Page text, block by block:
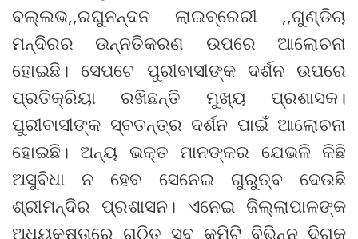
ବଲ୍ଲଭ,,ରଘୁନନ୍ଦନ ଲାଇବ୍ରେରୀ ,,ଗୁଣ୍ଡିଚା
ମନ୍ଦିରର ଉନ୍ନତିକରଣ ଉପରେ ଆଲୋଚନା
ହୋଇଛି। ସେପଟେ ପୁରୀବାସୀଙ୍କ ଦର୍ଶନ ଉପରେ
ପ୍ରତିକ୍ରିୟା ରଖିଛନ୍ତି ମୁଖ୍ୟ ପ୍ରଶାସକ।
ପୁରୀବାସୀଙ୍କ ସ୍ବତନ୍ତ୍ର ଦର୍ଶନ ପାଇଁ ଆଲୋଚନା
ହୋଇଛି। ଅନ୍ୟ ଭକ୍ତ ମାନଙ୍କର ଯେଭଳି କିଛି
ଅସୁବିଧା ନ ହେବ ସେନେଇ ଗୁରୁତ୍ବ ଦେଉଛି
ଶ୍ରୀମନ୍ଦିର ପ୍ରଶାସନ। ଏନେଇ ଜିଲ୍ଲାପାଳଙ୍କ
ଅଧ୍ୟକ୍ଷତାରେ ଗଠିତ ସବ କମିଟି ବିଭିନ୍ନ ଦିଗକୁ